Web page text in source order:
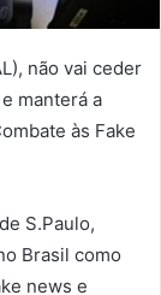
não vai ceder
manterá a
às Fake
S.Paulo,
Brasil como
news e